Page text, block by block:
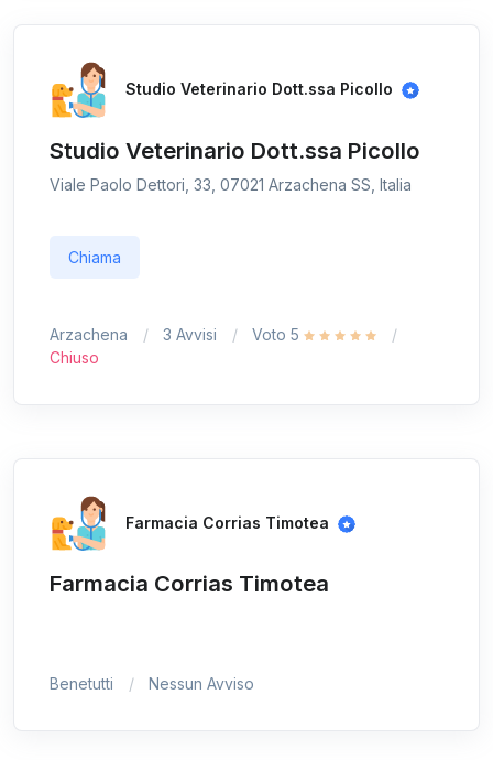
Studio Veterinario Dott.ssa Picollo
Studio Veterinario Dott.ssa Picollo
Viale Paolo Dettori, 33, 07021 Arzachena SS, Italia
Chiama
Arzachena 3 Avvisi
Voto 5
Chiuso
Farmacia Corrias Timotea
Farmacia Corrias Timotea
Benetutti Nessun Avviso